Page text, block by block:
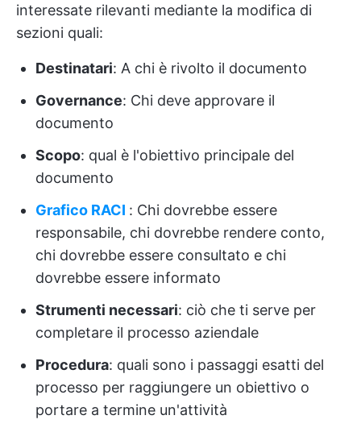
interessate rilevanti mediante la modifica di
sezioni quali:
Destinatari: A chi è rivolto il documento
Governance: Chi deve approvare il
documento
Scopo: qual è l'obiettivo principale del
documento
Grafico RACI : Chi dovrebbe essere
responsabile, chi dovrebbe rendere conto,
chi dovrebbe essere consultato e chi
dovrebbe essere informato
Strumenti necessari: ciò che ti serve per
completare il processo aziendale
Procedura: quali sono i passaggi esatti del
processo per raggiungere un obiettivo o
portare a termine un'attività